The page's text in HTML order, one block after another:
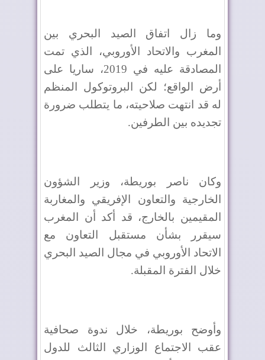
وما زال اتفاق الصيد البحري بين
المغرب والاتحاد الأوروبي، الذي تمت
المصادقة عليه في 2019، ساريا على
أرض الواقع؛ لكن البروتوكول المنظم
له قد انتهت صلاحيته، ما يتطلب ضرورة
تجديده بين الطرفين.
وكان ناصر بوريطة، وزير الشؤون
الخارجية والتعاون الإفريقي والمغاربة
المقيمين بالخارج، قد أكد أن المغرب
سيقرر بشأن مستقبل التعاون مع
الاتحاد الأوروبي في مجال الصيد البحري
خلال الفترة المقبلة.
وأوضح بوريطة، خلال ندوة صحافية
عقب الاجتماع الوزاري الثالث للدول